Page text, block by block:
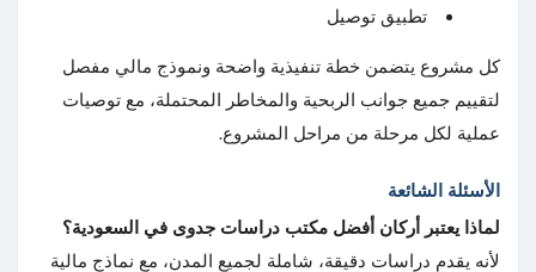
تطبيق توصيل
كل مشروع يتضمن خطة تنفيذية واضحة ونموذج مالي مفصل
لتقييم جميع جوانب الربحية والمخاطر المحتملة، مع توصيات
عملية لكل مرحلة من مراحل المشروع.
الأسئلة الشائعة
لماذا يعتبر أركان أفضل مكتب دراسات جدوى في السعودية؟
لأنه يقدم دراسات دقيقة، شاملة لجميع المدن، مع نماذج مالية